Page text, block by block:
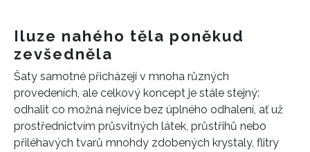
Iluze nahého těla poněkud
zevšedněla
Šaty samotné přicházejí v mnoha různých
provedeních, ale celkový koncept je stále stejný:
odhalit co možná nejvíce bez úplného odhalení, ať už
prostřednictvím průsvitných látek, průstřihů nebo
přiléhavých tvarů mnohdy zdobených krystaly, flitry